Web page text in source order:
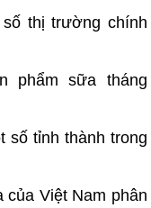
thị trường chính
phẩm sữa tháng
số tỉnh thành trong
của Việt Nam phân